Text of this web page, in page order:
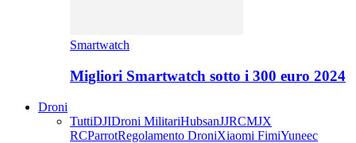
Smartwatch
Migliori Smartwatch sotto i 300 euro 2024
Droni
TuttiDJIDroni MilitariHubsanJJRCMJX
RCParrotRegolamento DroniXiaomi FimiYuneec